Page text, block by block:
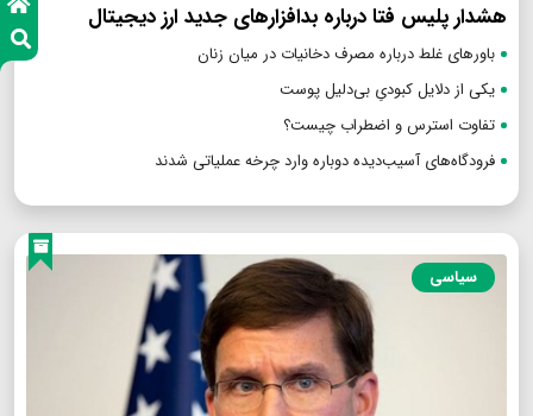
هشدار پلیس فتا درباره بدافزار‌های جدید ارز دیجیتال
باورهای غلط درباره مصرف دخانیات در میان زنان
یکی از دلایل کبودیِ بی‌دلیل پوست
تفاوت استرس و اضطراب چیست؟
فرودگاه‌های آسیب‌دیده دوباره وارد چرخه عملیاتی شدند
سیاسی